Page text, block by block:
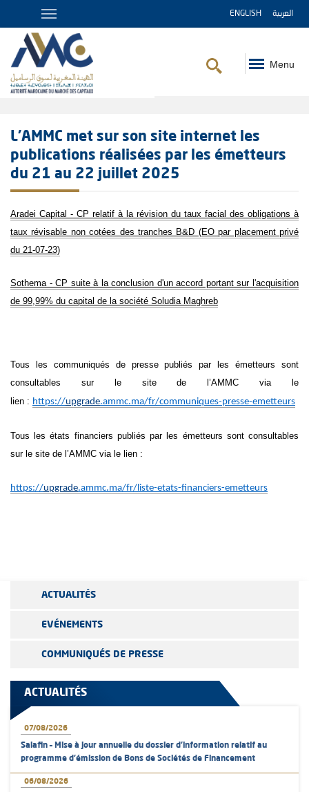
ENGLISH العربية
Menu
L’AMMC met sur son site internet les
publications réalisées par les émetteurs
du 21 au 22 juillet 2025
Aradei Capital - CP relatif à la révision du taux facial des obligations à
taux révisable non cotées des tranches B&D (EO par placement privé
du 21-07-23)
Sothema - CP suite à la conclusion d'un accord portant sur l'acquisition
de 99,99% du capital de la société Soludia Maghreb
Tous les communiqués de presse publiés par les émetteurs sont
consultables sur le site de l’AMMC via le
lien : https://upgrade.ammc.ma/fr/communiques-presse-emetteurs
Tous les états financiers publiés par les émetteurs sont consultables
sur le site de l’AMMC via le lien :
https://upgrade.ammc.ma/fr/liste-etats-financiers-emetteurs
ACTUALITÉS
EVÉNEMENTS
COMMUNIQUÉS DE PRESSE
ACTUALITÉS
07/08/2026
Salafin – Mise à jour annuelle du dossier d’information relatif au
programme d'émission de Bons de Sociétés de Financement
06/08/2026